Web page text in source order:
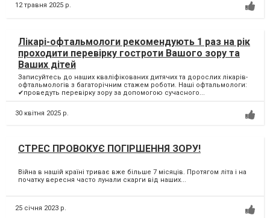
12 травня 2025 р.
Лікарі-офтальмологи рекомендують 1 раз на рік
проходити перевірку гостроти Вашого зору та
Ваших дітей
Записуйтесь до наших кваліфікованих дитячих та дорослих лікарів-
офтальмологів з багаторічним стажем роботи. Наші офтальмологи:
✔проведуть перевірку зору за допомогою сучасного...
30 квітня 2025 р.
СТРЕС ПРОВОКУЄ ПОГІРШЕННЯ ЗОРУ!
Війна в нашій країні триває вже більше 7 місяців. Протягом літа і на
початку вересня часто лунали скарги від наших...
25 січня 2023 р.